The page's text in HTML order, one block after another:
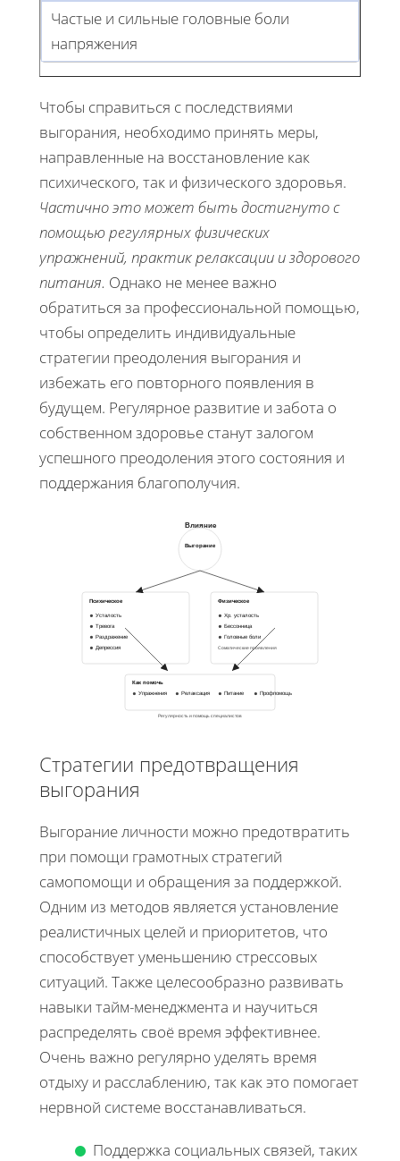
Частые и сильные головные боли
напряжения
Чтобы справиться с последствиями
выгорания, необходимо принять меры,
направленные на восстановление как
психического, так и физического здоровья.
Частично это может быть достигнуто с
помощью регулярных физических
упражнений, практик релаксации и здорового
питания. Однако не менее важно
обратиться за профессиональной помощью,
чтобы определить индивидуальные
стратегии преодоления выгорания и
избежать его повторного появления в
будущем. Регулярное развитие и забота о
собственном здоровье станут залогом
успешного преодоления этого состояния и
поддержания благополучия.
Влияние
Выгорание
Психическое
Усталость
Тревога
Раздражение
Депрессия
Физическое
Хр. усталость
Бессонница
Головные боли
Соматические проявления
Как помочь
Упражнения
Релаксация Питание Профпомощь
Регулярность и помощь специалистов
Стратегии предотвращения
выгорания
Выгорание личности можно предотвратить
при помощи грамотных стратегий
самопомощи и обращения за поддержкой.
Одним из методов является установление
реалистичных целей и приоритетов, что
способствует уменьшению стрессовых
ситуаций. Также целесообразно развивать
навыки тайм-менеджмента и научиться
распределять своё время эффективнее.
Очень важно регулярно уделять время
отдыху и расслаблению, так как это помогает
нервной системе восстанавливаться.
Поддержка социальных связей, таких